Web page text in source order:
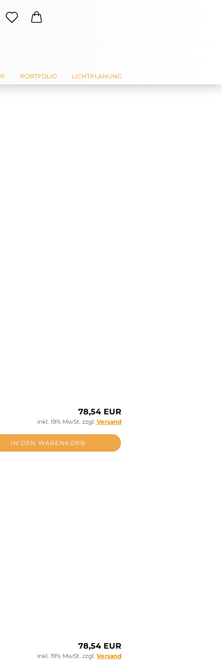
PORTFOLIO LICHTPLANUNG
78,54 EUR
inkl. 19% MwSt. zzgl. Versand
IN DEN WARENKORB
78,54 EUR
inkl. 19% MwSt. zzgl. Versand